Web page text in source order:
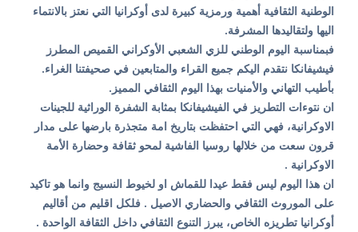
الوطنية الثقافية أهمية ورمزية كبيرة لدى أوكرانيا التي نعتز بالانتماء
اليها ولتقاليدها المشرفة.
فبمناسبة اليوم الوطني للزي الشعبي الأوكراني القميص المطرز
فيشيفانكا نتقدم اليكم جميع القراء والمتابعين في صحيفتنا الغراء.
بأطيب التهاني والأمنيات بهذا اليوم الثقافي المميز.
ان نتوءات التطريز في الفيشيفانكا بمثابة الشفرة الوراثية للجينات
الاوكرانية، فهي التي احتفظت بتاريخ امة متجذرة بارضها على مدار
قرون سعت من خلالها روسيا الفاشية لمحو ثقافة وحضارة الأمة
الاوكرانية .
ان هذا اليوم ليس فقط عيدا للقماش او لخيوط النسيج وانما هو تاكيد
على الموروث الثقافي والحضاري الاصيل . فلكل اقليم من أقاليم
أوكرانيا تطريزه الخاص، يبرز التنوع الثقافي داخل الثقافة الواحدة .